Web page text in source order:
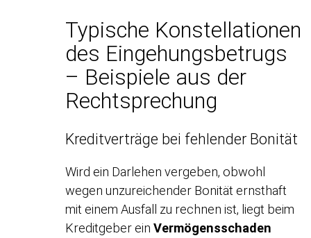
Typische Konstellationen
des Eingehungsbetrugs
– Beispiele aus der
Rechtsprechung
Kreditverträge bei fehlender Bonität
Wird ein Darlehen vergeben, obwohl
wegen unzureichender Bonität ernsthaft
mit einem Ausfall zu rechnen ist, liegt beim
Kreditgeber einVermögensschaden